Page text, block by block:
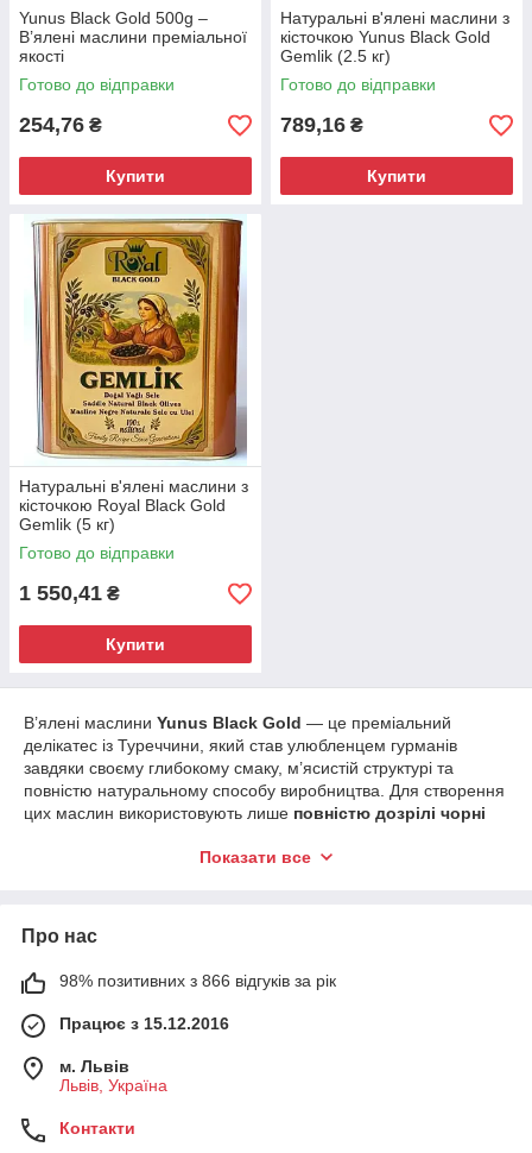
Yunus Black Gold 500g –
В’ялені маслини преміальної
якості
Готово до відправки
254,76 ₴
Купити
Натуральні в'ялені маслини з
кісточкою Yunus Black Gold
Gemlik (2.5 кг)
Готово до відправки
789,16 ₴
Купити
Натуральні в'ялені маслини з
кісточкою Royal Black Gold
Gemlik (5 кг)
Готово до відправки
1 550,41 ₴
Купити
В’ялені маслини Yunus Black Gold — це преміальний
делікатес із Туреччини, який став улюбленцем гурманів
завдяки своєму глибокому смаку, м’ясистій структурі та
повністю натуральному способу виробництва. Для створення
цих маслин використовують лише повністю дозрілі чорні
Турецький бренд
пересипають сіллю та в’ялять на відкритому повітрі.
забезпечуючи рівномірне висушування. Завдяки низькій
мононенасичені жири, залізо, кальцій, вітаміни та
антиоксиданти.
Такий спосіб обробки робить смак маслин неможливо
насиченим, концентрованим і благородним — саме за це їх
Показати все
Про нас
98% позитивних з 866 відгуків за рік
Працює з 15.12.2016
м. Львів
Львів, Україна
Контакти